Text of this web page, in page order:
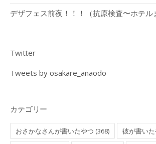
デザフェス前夜！！！（抗原検査〜ホテル
Twitter
Tweets by osakare_anaodo
カテゴリー
おさかなさんが書いたやつ (368)
彼が書い